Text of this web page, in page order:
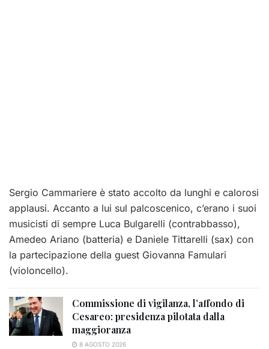
Sergio Cammariere è stato accolto da lunghi e calorosi
applausi. Accanto a lui sul palcoscenico, c’erano i suoi
musicisti di sempre Luca Bulgarelli (contrabbasso),
Amedeo Ariano (batteria) e Daniele Tittarelli (sax) con
la partecipazione della guest Giovanna Famulari
(violoncello).
Commissione di vigilanza, l’affondo di
Cesareo: presidenza pilotata dalla
maggioranza
8 AGOSTO 2026